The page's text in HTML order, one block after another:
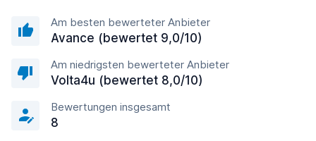
Am besten bewerteter Anbieter
Avance (bewertet 9,0/10)
Am niedrigsten bewerteter Anbieter
Volta4u (bewertet 8,0/10)
Bewertungen insgesamt
8